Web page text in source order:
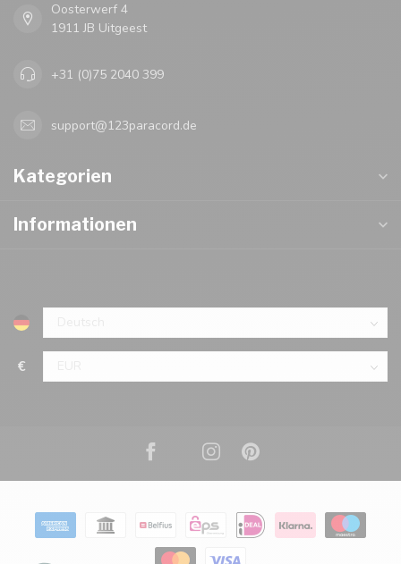
Oosterwerf 4
1911 JB Uitgeest
+31 (0)75 2040 399
support@123paracord.de
Kategorien
Informationen
€